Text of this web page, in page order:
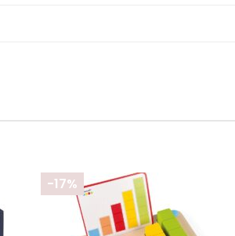
-17%